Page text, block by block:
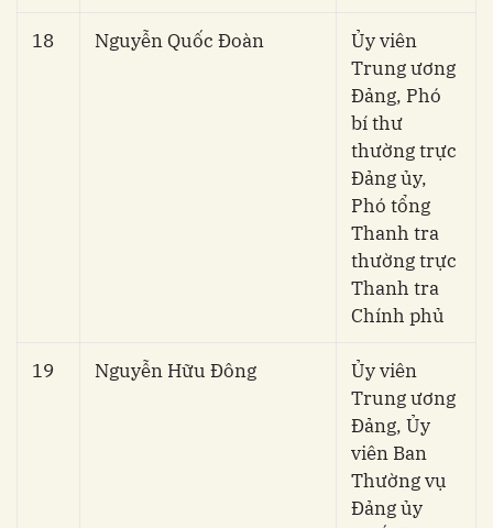
18 Nguyễn Quốc Đoàn
Ủy viên
Trung ương
Đảng, Phó
bí thư
thường trực
Đảng ủy,
Phó tổng
Thanh tra
thường trực
Thanh tra
Chính phủ
19 Nguyễn Hữu Đông
Ủy viên
Trung ương
Đảng, Ủy
viên Ban
Thường vụ
Đảng ủy